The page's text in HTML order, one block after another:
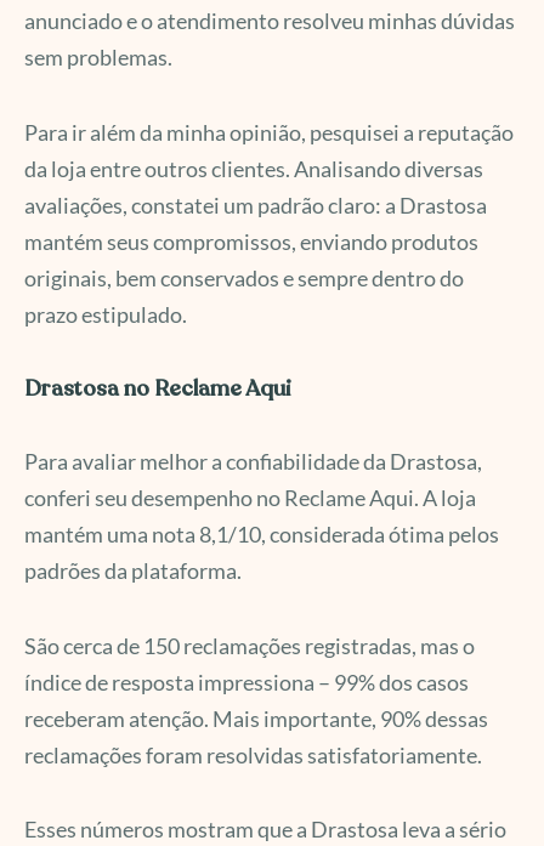
anunciado e o atendimento resolveu minhas dúvidas
sem problemas.
Para ir além da minha opinião, pesquisei a reputação
da loja entre outros clientes. Analisando diversas
avaliações, constatei um padrão claro: a Drastosa
mantém seus compromissos, enviando produtos
originais, bem conservados e sempre dentro do
prazo estipulado.
Drastosa no Reclame Aqui
Para avaliar melhor a confiabilidade da Drastosa,
conferi seu desempenho no Reclame Aqui. A loja
mantém uma nota 8,1/10, considerada ótima pelos
padrões da plataforma.
São cerca de 150 reclamações registradas, mas o
índice de resposta impressiona – 99% dos casos
receberam atenção. Mais importante, 90% dessas
reclamações foram resolvidas satisfatoriamente.
Esses números mostram que a Drastosa leva a sério